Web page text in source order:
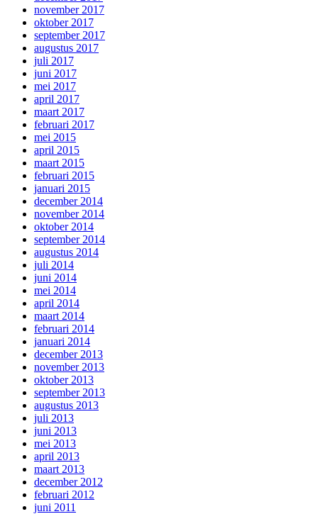
november 2017
oktober 2017
september 2017
augustus 2017
juli 2017
juni 2017
mei 2017
april 2017
maart 2017
februari 2017
mei 2015
april 2015
maart 2015
februari 2015
januari 2015
december 2014
november 2014
oktober 2014
september 2014
augustus 2014
juli 2014
juni 2014
mei 2014
april 2014
maart 2014
februari 2014
januari 2014
december 2013
november 2013
oktober 2013
september 2013
augustus 2013
juli 2013
juni 2013
mei 2013
april 2013
maart 2013
december 2012
februari 2012
juni 2011